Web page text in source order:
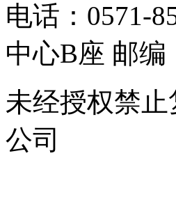
电话：0571-
中心B座 邮编
未经授权禁
公司